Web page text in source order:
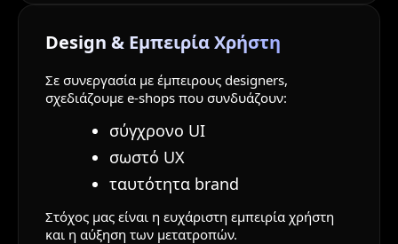
Design & Εμπειρία Χρήστη
Σε συνεργασία με έμπειρους designers,
σχεδιάζουμε e-shops που συνδυάζουν:
σύγχρονο UI
σωστό UX
ταυτότητα brand
Στόχος μας είναι η ευχάριστη εμπειρία χρήστη
και η αύξηση των μετατροπών.